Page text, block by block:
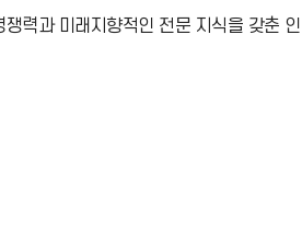
력과 미래지향적인 전문 지식을 갖춘